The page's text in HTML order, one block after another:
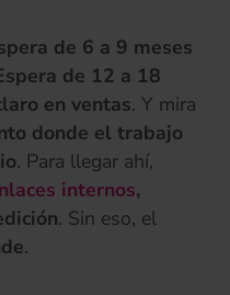
de 6 a 9 meses
de 12 a 18
en ventas. Y mira
donde el trabajo
. Para llegar ahí,
internos(se abre
,
. Sin eso, el
.